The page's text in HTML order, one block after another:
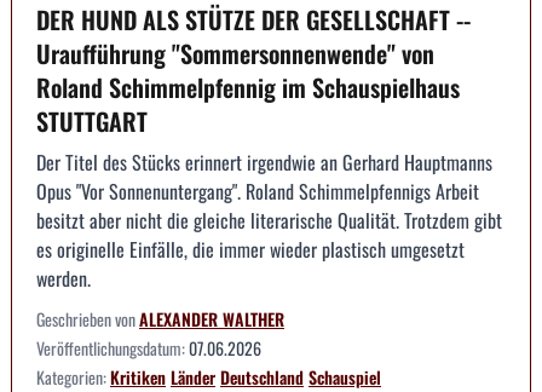
DER HUND ALS STÜTZE DER GESELLSCHAFT --
Uraufführung "Sommersonnenwende" von
Roland Schimmelpfennig im Schauspielhaus
STUTTGART
Der Titel des Stücks erinnert irgendwie an Gerhard Hauptmanns
Opus "Vor Sonnenuntergang". Roland Schimmelpfennigs Arbeit
besitzt aber nicht die gleiche literarische Qualität. Trotzdem gibt
es originelle Einfälle, die immer wieder plastisch umgesetzt
werden.
Geschrieben vonALEXANDER WALTHER
Veröffentlichungsdatum:07.06.2026
Kategorien:KritikenLänderDeutschlandSchauspiel